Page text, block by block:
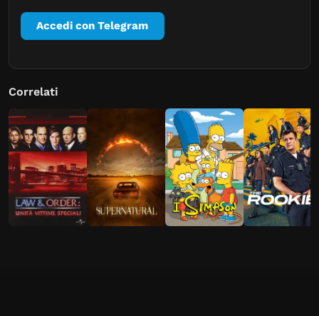
Accedi con Telegram
Correlati